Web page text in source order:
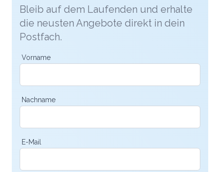
Bleib auf dem Laufenden und erhalte
die neusten Angebote direkt in dein
Postfach.
Vorname
Nachname
E-Mail